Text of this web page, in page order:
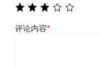
评论内容*